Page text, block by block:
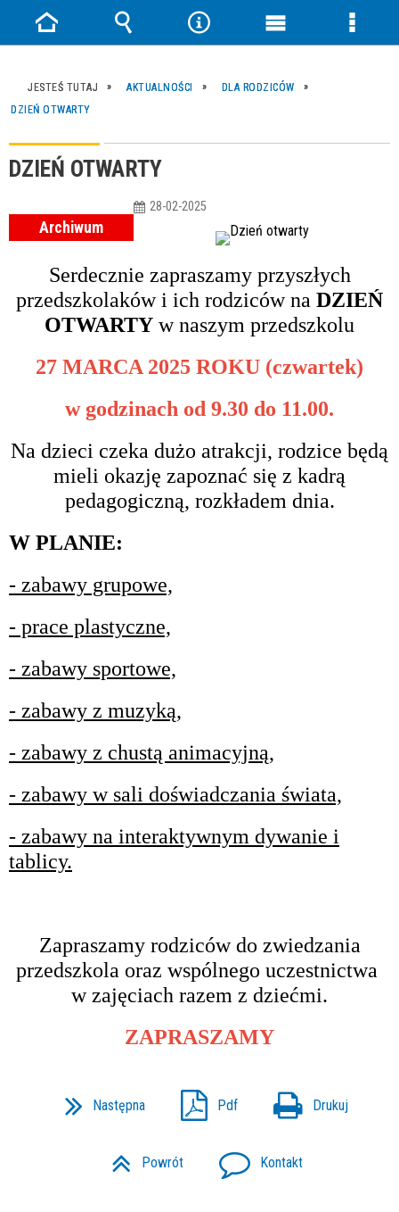
JESTEŚ TUTAJ AKTUALNOŚCI
DLA RODZICÓW
DZIEŃ OTWARTY
DZIEŃ OTWARTY
Archiwum
28-02-2025
Serdecznie zapraszamy przyszłych
przedszkolaków i ich rodziców na DZIEŃ
OTWARTY w naszym przedszkolu
27 MARCA 2025 ROKU (czwartek)
w godzinach od 9.30 do 11.00.
Na dzieci czeka dużo atrakcji, rodzice będą
mieli okazję zapoznać się z kadrą
pedagogiczną, rozkładem dnia.
W PLANIE:
- zabawy grupowe,
- prace plastyczne,
- zabawy sportowe,
- zabawy z muzyką,
- zabawy z chustą animacyjną,
- zabawy w sali doświadczania świata,
- zabawy na interaktywnym dywanie i
tablicy.
Zapraszamy rodziców do zwiedzania
przedszkola oraz wspólnego uczestnictwa
w zajęciach razem z dziećmi.
ZAPRASZAMY
Następna Pdf Drukuj
Powrót Kontakt
Strona
główna
Wyszukiwarka
NarzędziaMenu
główne
Menu